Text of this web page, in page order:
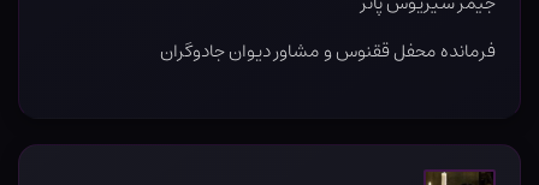
فرمانده محفل ققنوس و مشاور دیوان جادوگران